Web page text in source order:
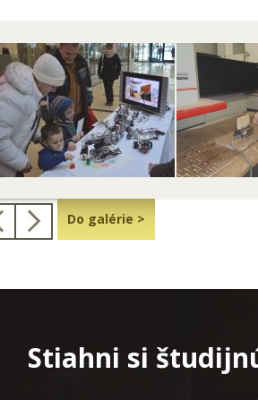
Do galérie >
Stiahni si